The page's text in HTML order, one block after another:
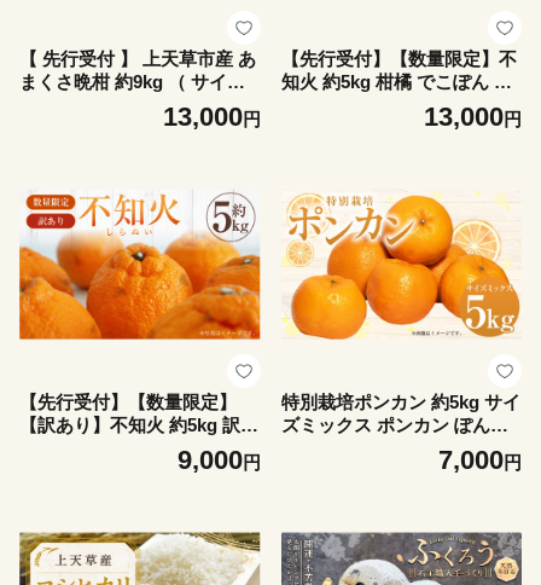
【 先行受付 】 上天草市産 あ
まくさ晩柑 約9kg （ サイズ
ミックス ） 晩柑 ばんかん 果
物 くだもの フルーツ 果実 果
熊本県産 【 2027年3月下旬～
5月上旬順次発送予定 】
13,000円
【先行受付】【数量限定】不
知火 約5kg 柑橘 でこぽん デ
コポン 果物 フルーツ 熊本県
上天草市【2027年2月下旬～3
13,000円
【先行受付】【数量限定】
【訳あり】不知火 約5kg 訳あ
り 訳アリ 柑橘 フルーツ 果物
果実 くだもの みかん 蜜柑 ミ
次発送】
9,000円
特別栽培ポンカン 約5kg サイ
ズミックス ポンカン ぽんか
ん 果物 くだもの フルーツ 果
実 柑橘 濃厚 国産 熊本県産
7,000円